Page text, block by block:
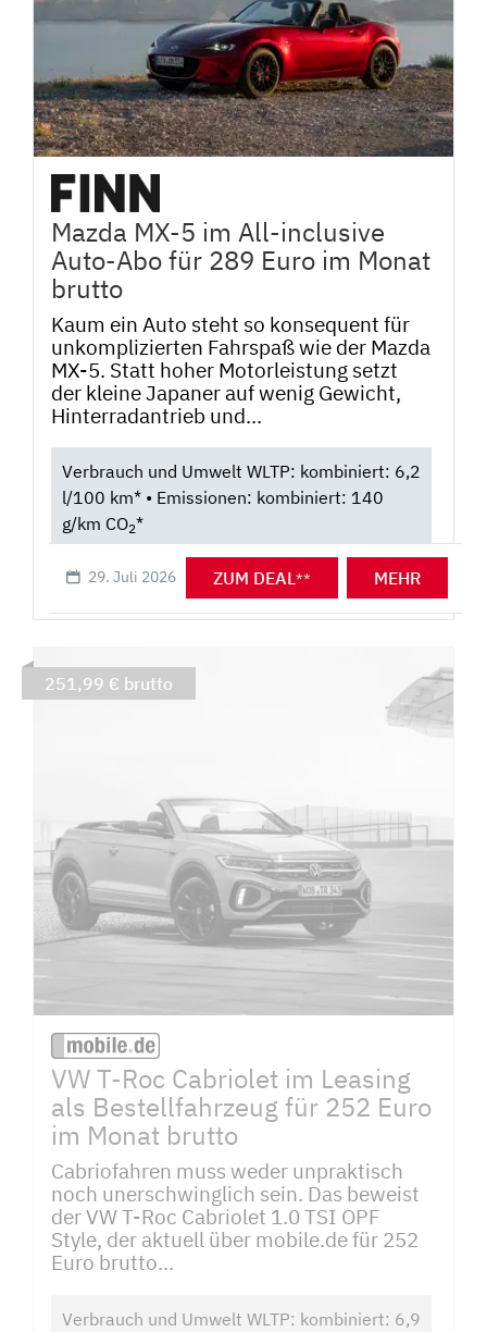
Mazda MX-5 im All-inclusive
Auto-Abo für 289 Euro im Monat
brutto
Kaum ein Auto steht so konsequent für
unkomplizierten Fahrspaß wie der Mazda
MX-5. Statt hoher Motorleistung setzt
der kleine Japaner auf wenig Gewicht,
Hinterradantrieb und...
Verbrauch und Umwelt WLTP: kombiniert: 6,2
l/100 km* • Emissionen: kombiniert: 140
g/km CO2*
29. Juli 2026 ZUM DEAL** MEHR
VW T-Roc Cabriolet im Leasing
als Bestellfahrzeug für 252 Euro
im Monat brutto
Cabriofahren muss weder unpraktisch
noch unerschwinglich sein. Das beweist
der VW T-Roc Cabriolet 1.0 TSI OPF
Style, der aktuell über mobile.de für 252
Euro brutto...
Verbrauch und Umwelt WLTP: kombiniert: 6,9
251,99 € brutto